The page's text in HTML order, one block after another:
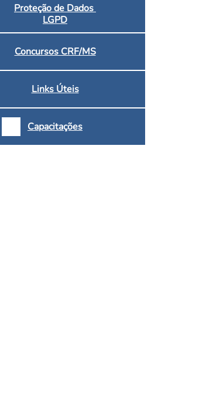
Proteção de Dados
LGPD
Concursos CRF/MS
Links Úteis
Capacitações